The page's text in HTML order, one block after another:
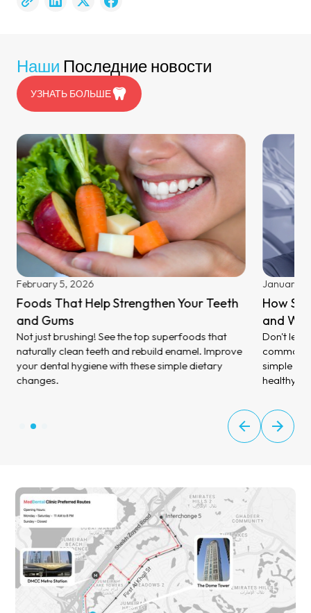
Наши Последние новости
УЗНАТЬ БОЛЬШЕ
February 5, 2026
Foods That Help Strengthen Your Teeth
and Gums
Not just brushing! See the top superfoods that
naturally clean teeth and rebuild enamel. Improve
your dental hygiene with these simple dietary
changes.
January
How
and
Don't let
common
simple
healthy